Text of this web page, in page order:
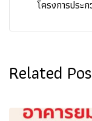
โครงการประ
Related